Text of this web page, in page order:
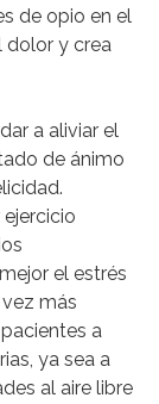
de opio en el
dolor y crea
a aliviar el
de ánimo
el estrés
más
a
ya sea a
al aire libre